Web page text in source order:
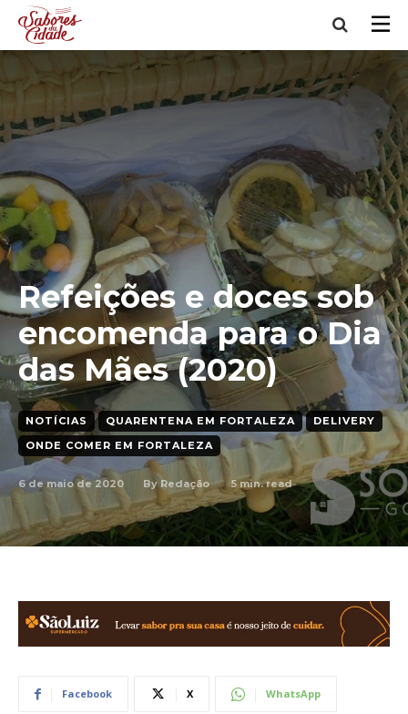
Refeições e doces sob
encomenda para o Dia
das Mães (2020)
NOTÍCIAS QUARENTENA EM FORTALEZA
DELIVERY
ONDE COMER EM FORTALEZA
6 de maio de 2020 By Redação 5min. read
Facebook X WhatsApp